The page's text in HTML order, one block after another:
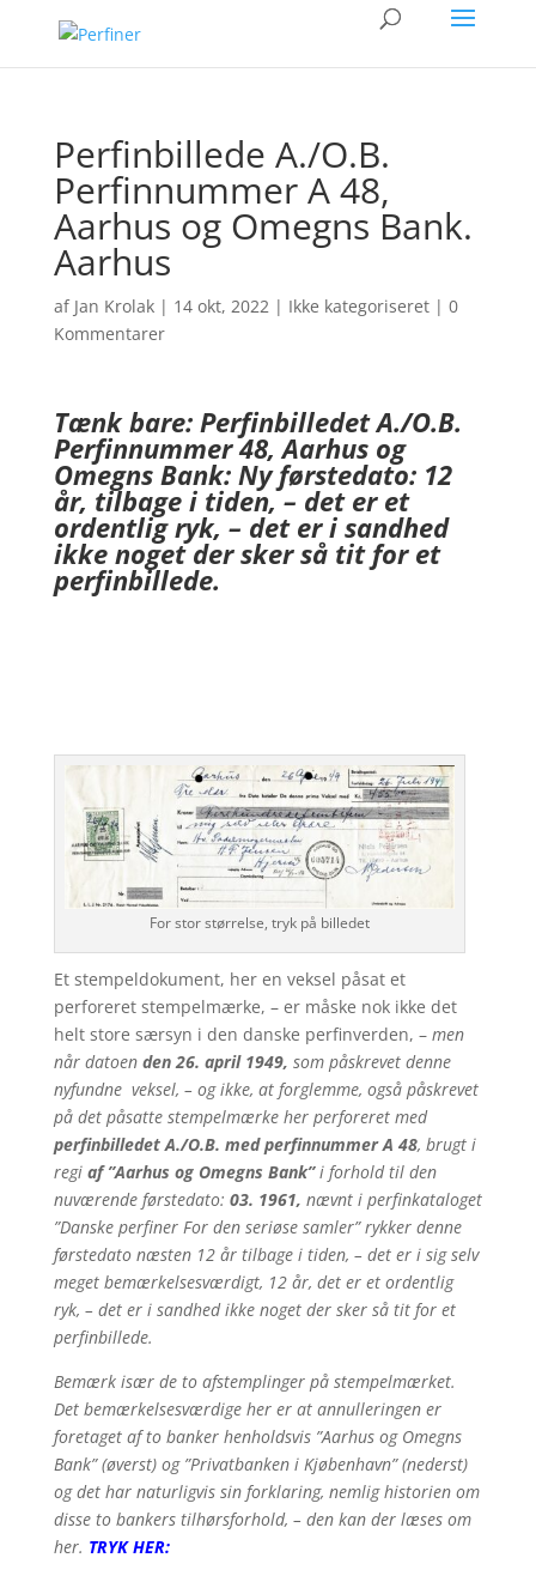
Perfinbillede A./O.B.
Perfinnummer A 48,
Aarhus og Omegns Bank.
Aarhus
af Jan Krolak| 14 okt, 2022| Ikke kategoriseret| 0
Kommentarer
Tænk bare: Perfinbilledet A./O.B.
Perfinnummer 48, Aarhus og
Omegns Bank: Ny førstedato: 12
år, tilbage i tiden,– det er et
ordentlig ryk, – det er i sandhed
ikke noget der sker så tit for et
perfinbillede.
For stor størrelse, tryk på billedet
Et stempeldokument, her en veksel påsat et
perforeret stempelmærke, – er måske nok ikke det
helt store særsyn i den danske perfinverden, – men
når datoen den 26. april 1949, som påskrevet denne
nyfundne veksel, – og ikke, at forglemme, også påskrevet
på det påsatte stempelmærke her perforeret med
perfinbilledet A./O.B. med perfinnummer A 48, brugt i
regi af ”Aarhus og Omegns Bank”i forhold til den
nuværende førstedato: 03. 1961, nævnt i perfinkataloget
”Danske perfiner For den seriøse samler” rykker denne
førstedato næsten 12 år tilbage i tiden, – det er i sig selv
meget bemærkelsesværdigt, 12 år, det er et ordentlig
ryk, – det er i sandhed ikke noget der sker så tit for et
perfinbillede.
Bemærk især de to afstemplinger på stempelmærket.
Det bemærkelsesværdige her er at annulleringen er
foretaget af to banker henholdsvis ”Aarhus og Omegns
Bank” (øverst) og ”Privatbanken i Kjøbenhavn” (nederst)
og det har naturligvis sin forklaring, nemlig historien om
disse to bankers tilhørsforhold, – den kan der læses om
her. TRYK HER: